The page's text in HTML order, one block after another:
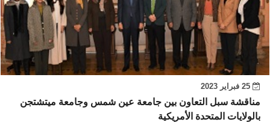
مناقشة سبل التعاون بين جامعة عين شمس وجامعة ميتشتجن
بالولايات المتحدة الأمريكية